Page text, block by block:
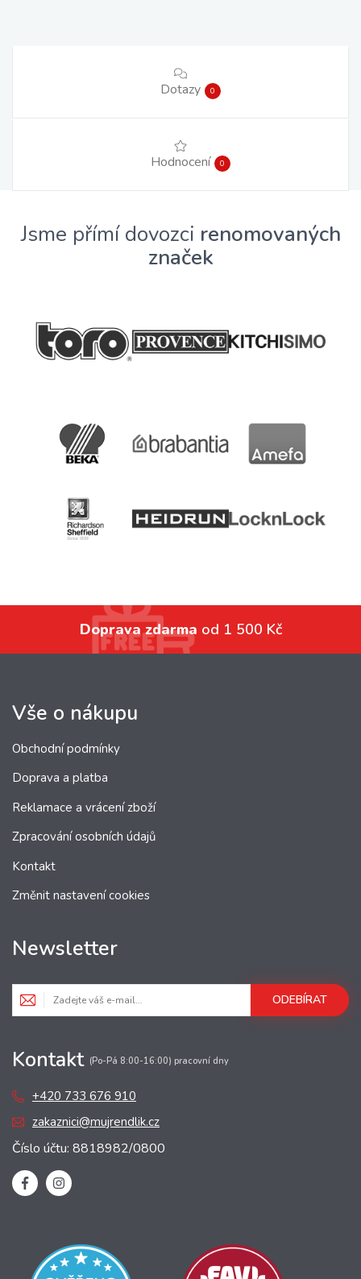
Dotazy 0
Hodnocení 0
Jsme přímí dovozci renomovaných
značek
Doprava zdarma od 1 500 Kč
Vše o nákupu
Obchodní podmínky
Doprava a platba
Reklamace a vrácení zboží
Zpracování osobních údajů
Kontakt
Změnit nastavení cookies
Newsletter
ODEBÍRAT
Kontakt (Po-Pá 8:00-16:00) pracovní dny
+420 733 676 910
zakaznici@mujrendlik.cz
Číslo účtu: 8818982/0800